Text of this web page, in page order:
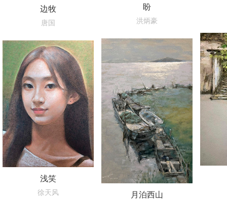
盼
洪炳豪
边牧
唐国
月泊西山
浅笑
徐天风